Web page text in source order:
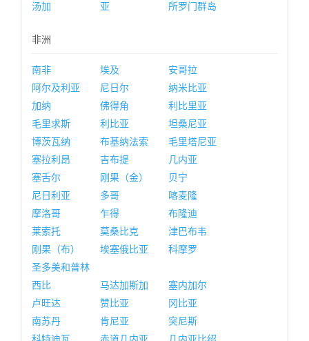
汤加
亚
所罗门群岛
非洲
南非 埃及
安哥拉
阿尔及利亚
尼日尔
纳米比亚
加纳
佛得角
利比里亚
毛里求斯
利比亚
坦桑尼亚
博茨瓦纳
布基纳法索
毛里塔尼亚
塞拉利昂
吉布提
几内亚
塞舌尔
刚果（金）
贝宁
尼日利亚
多哥
喀麦隆
摩洛哥
乍得
布隆迪
莱索托
莫桑比克
津巴布韦
刚果（布）
埃塞俄比亚
科摩罗
圣多美和普林
西比
马达加斯加
塞内加尔
卢旺达
赞比亚
冈比亚
南苏丹
肯尼亚
突尼斯